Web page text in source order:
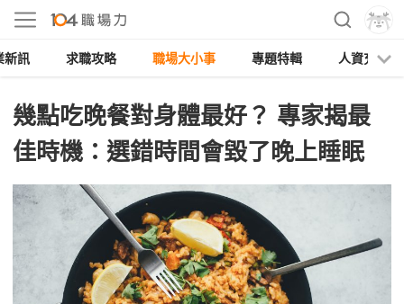
新訊 求職攻略 職場大小事 專題特輯 人資充電
幾點吃晚餐對身體最好？ 專家揭最
佳時機：選錯時間會毀了晚上睡眠